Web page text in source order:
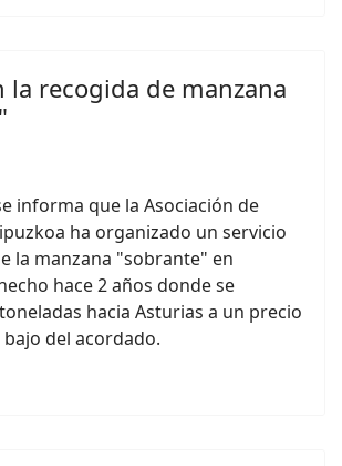
la recogida de manzana
informa que la Asociación de
ha organizado un servicio
la manzana "sobrante" en
hace 2 años donde se
hacia Asturias a un precio
del acordado.